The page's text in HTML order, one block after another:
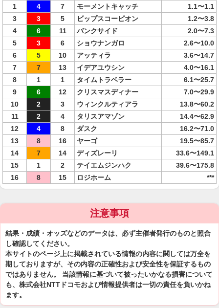
1
4 7 モーメントキャッチ
1.1〜1.1
3
3 5 ビップスコーピオン
1.2〜3.8
4
6 11 バンクサイド
2.0〜7.3
5
3 6 ショウナンガロ
2.6〜10.0
6
5 10 アッティラ
3.6〜14.7
7
7 13 イデアユウシン
4.0〜16.1
8
1 1 タイムトラベラー
6.1〜25.7
9
6 12 クリスマスディナー
7.0〜29.9
10
2 3 ウィンクルティアラ
13.8〜60.2
11
2 4 タリスアマゾン
14.4〜62.9
12
4 8 ダスク
16.2〜71.0
13
8 16 ヤーゴ
19.5〜85.7
14
7 14 ディズレーリ
33.6〜149.1
15
1 2 テイエムジンハク
39.6〜175.8
16
8 15 ロジホーム ***
注意事項
結果・成績・オッズなどのデータは、必ず主催者発行のものと照合
し確認してください。
本サイトのページ上に掲載されている情報の内容に関しては万全を
期しておりますが、その内容の正確性および安全性を保証するもの
ではありません。 当該情報に基づいて被ったいかなる損害について
も、株式会社NTTドコモおよび情報提供者は一切の責任を負いかね
ます。